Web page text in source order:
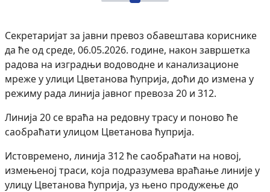
Секретаријат за јавни превоз обавештава кориснике
да ће од среде, 06.05.2026. године, након завршетка
радова на изградњи водоводне и канализационе
мреже у улици Цветанова ћуприја, доћи до измена у
режиму рада линија јавног превоза 20 и 312.
Линија 20 се враћа на редовну трасу и поново ће
саобраћати улицом Цветанова ћуприја.
Истовремено, линија 312 ће саобраћати на новој,
измењеној траси, која подразумева враћање линије у
улицу Цветанова ћуприја, уз њено продужење до